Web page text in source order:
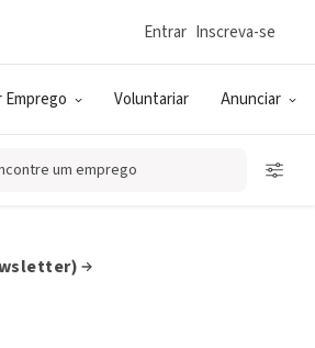
Emprego Voluntariar Anunciar
Entrar Inscreva-se
um emprego
Onda